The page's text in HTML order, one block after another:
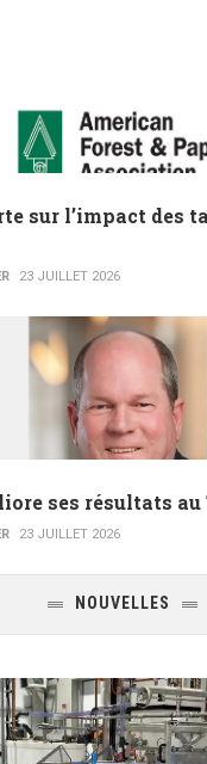
sur l’impact des
23 JUILLET 2026
ses résultats au
23 JUILLET 2026
NOUVELLES